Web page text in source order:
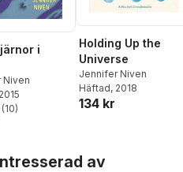
i
Niven
stjärnor. Totalt antal röster:
(10)
Holding Up the
Universe
Jennifer Niven
Häftad, 2018
134 kr
av